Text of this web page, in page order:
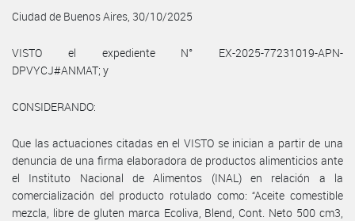
Ciudad de Buenos Aires, 30/10/2025
VISTO el expediente N° EX-2025-77231019-APN-
DPVYCJ#ANMAT; y
CONSIDERANDO:
Que las actuaciones citadas en el VISTO se inician a partir de una
denuncia de una firma elaboradora de productos alimenticios ante
el Instituto Nacional de Alimentos (INAL) en relación a la
comercialización del producto rotulado como: “Aceite comestible
mezcla, libre de gluten marca Ecoliva, Blend, Cont. Neto 500 cm3,